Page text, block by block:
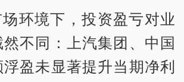
环境下，投资盈亏对业
不同：上汽集团、中国
盈未显著提升当期净利